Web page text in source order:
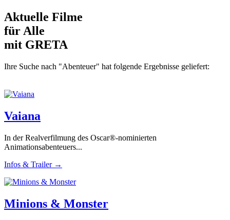
Aktuelle Filme
für Alle
mit GRETA
Ihre Suche nach "Abenteuer" hat folgende Ergebnisse geliefert:
Vaiana
In der Realverfilmung des Oscar®-nominierten
Animationsabenteuers...
Infos & Trailer →
Minions & Monster